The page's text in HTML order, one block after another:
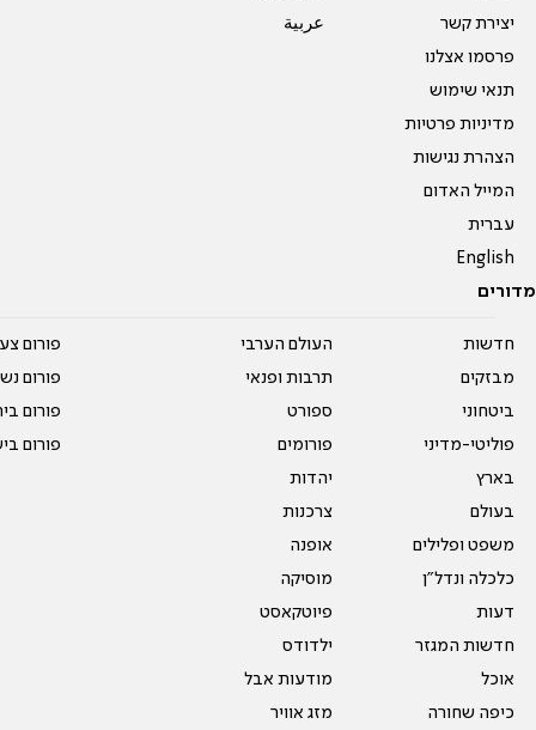
יצירת קשר
פרסמו אצלנו
תנאי שימוש
מדיניות פרטיות
הצהרת נגישות
המייל האדום
עברית
English
عربية
מדורים
חדשות
מבזקים
ביטחוני
פוליטי-מדיני
בארץ
בעולם
משפט ופלילים
כלכלה ונדל"ן
דעות
חדשות המגזר
אוכל
כיפה שחורה
העולם הערבי
תרבות ופנאי
ספורט
פורומים
יהדות
צרכנות
אופנה
מוסיקה
פיוטקאסט
ילדודס
מודעות אבל
מזג אוויר
פורום
פורום
פורום
פורום